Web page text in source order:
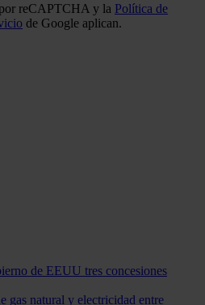
reCAPTCHA y la Política de
de Google aplican.
de EEUU tres concesiones
gas natural y electricidad entre